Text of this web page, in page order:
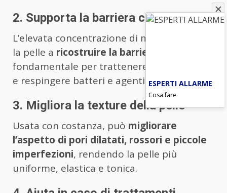
2. Supporta la barriera cutanea
L’elevata concentrazione di minerali aiuta
la pelle a ricostruire la barriera idrolipidica
fondamentale per trattenere l’idratazione
e respingere batteri e agenti esterni.
3. Migliora la texture della pelle
Usata con costanza, può migliorare
l’aspetto di pori dilatati, rossori e piccole
imperfezioni, rendendo la pelle più
uniforme, elastica e tonica.
ESPERTI ALLARME
Cosa fare